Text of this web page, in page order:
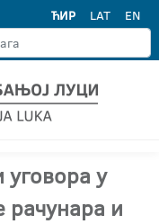
ЋИР LAT EN
уговора у
рачунара и